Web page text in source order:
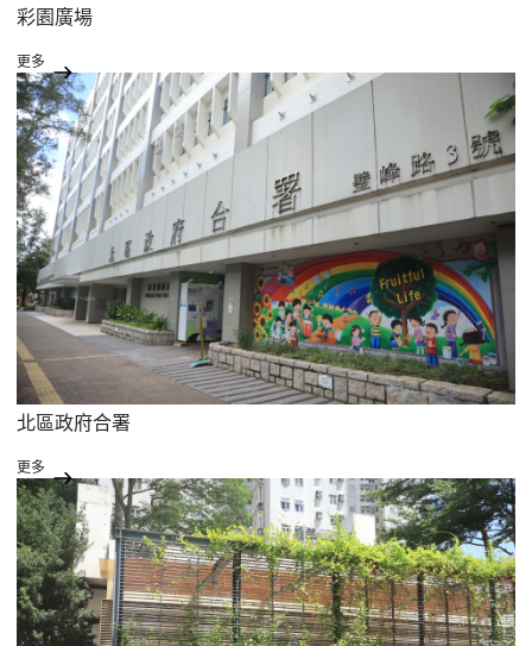
彩園廣場
更多
北區政府合署
更多